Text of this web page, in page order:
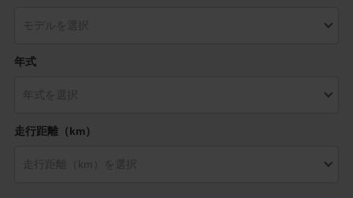
年式
走行距離（km）